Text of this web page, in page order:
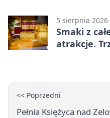
5 sierpnia 2026
Smaki z
atrakcje.
<< Poprzedni
Pełnia Księżyca nad